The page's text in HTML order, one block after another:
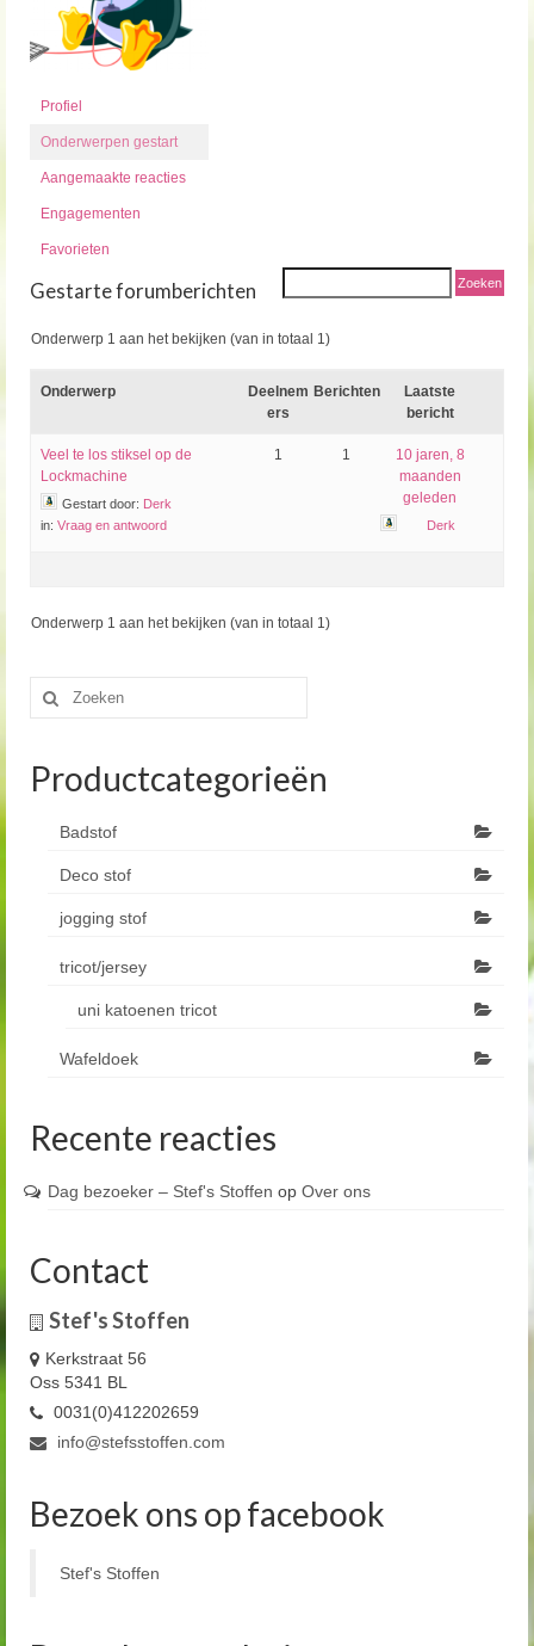
Profiel
Onderwerpen gestart
Aangemaakte reacties
Engagementen
Favorieten
Gestarte forumberichten
Onderwerp 1 aan het bekijken (van in totaal 1)
Onderwerp
Deelnem
ers
Berichten
Laatste
bericht
Veel te los stiksel op de
Lockmachine
Gestart door: Derk
in: Vraag en antwoord
1 1
10 jaren, 8
maanden
geleden
Derk
Onderwerp 1 aan het bekijken (van in totaal 1)
Zoeken
naar:
Productcategorieën
Badstof
Deco stof
jogging stof
tricot/jersey
uni katoenen tricot
Wafeldoek
Recente reacties
Dag bezoeker – Stef's Stoffen op Over ons
Contact
Stef's Stoffen
Kerkstraat 56
Oss 5341 BL
0031(0)412202659
info@stefsstoffen.com
Bezoek ons op facebook
Stef's Stoffen